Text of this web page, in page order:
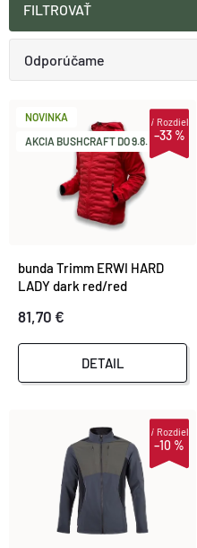
FILTROVAŤ
R
A
D
E
P
Odporúčame
Najdrahšie
Najpredávanejšie
V
S
P
R
NOVINKA
AKCIA BUSHCRAFT DO 9.8. –33 %
iRozdiel
bunda Trimm ERWI HARD
LADY dark red/red
81,70 €
DETAIL
–10 %
iRozdiel